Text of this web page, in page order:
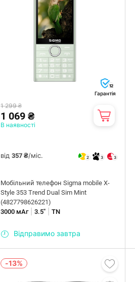
12
Гарантія
1 299 ₴
1 069 ₴
В наявності
від357 ₴/міс. 2 3 3
Мобiльний телефон Sigma mobile X-
Style 353 Trend Dual Sim Mint
(4827798626221)
3000 мАг|3.5" |TN
Відправимо завтра
-13%